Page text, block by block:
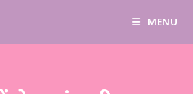
MENU
Digital Drolia Contact